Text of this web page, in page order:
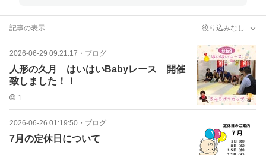
記事の表示 絞り込みなし
2026-06-29 09:21:17 ・ ブログ
人形の久月 はいはいBabyレース 開催
致しました！！
1
2026-06-26 01:19:50 ・ ブログ
7月の定休日について